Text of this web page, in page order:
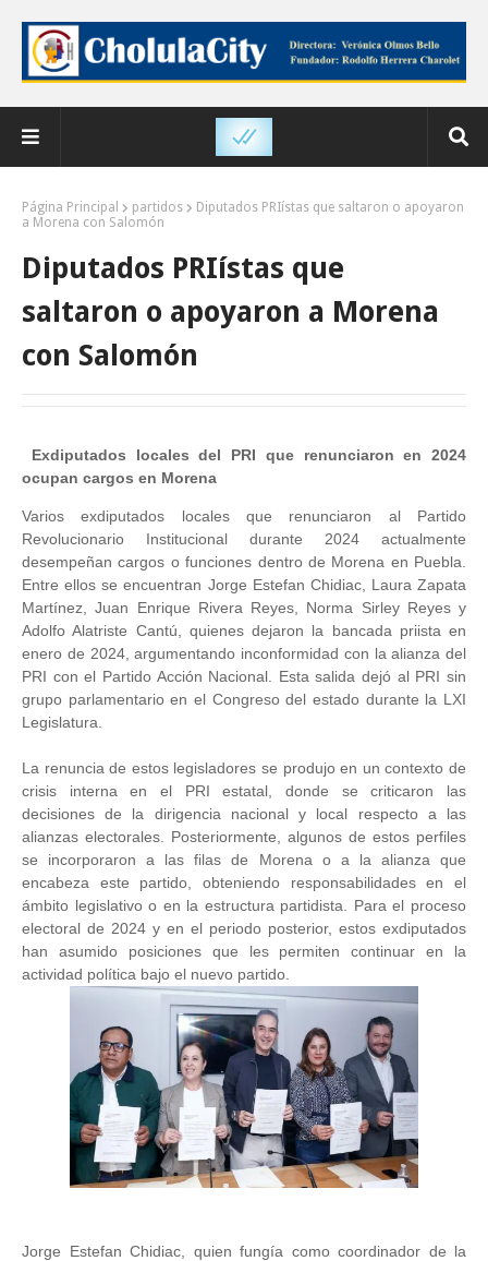
Página Principal partidos
Diputados PRIístas que saltaron o apoyaron
a Morena con Salomón
Diputados PRIístas que
saltaron o apoyaron a Morena
con Salomón
Exdiputados locales del PRI que renunciaron en 2024
ocupan cargos en Morena
Varios exdiputados locales que renunciaron al Partido
Revolucionario Institucional durante 2024 actualmente
desempeñan cargos o funciones dentro de Morena en Puebla.
Entre ellos se encuentran Jorge Estefan Chidiac, Laura Zapata
Martínez, Juan Enrique Rivera Reyes, Norma Sirley Reyes y
Adolfo Alatriste Cantú, quienes dejaron la bancada priista en
enero de 2024, argumentando inconformidad con la alianza del
PRI con el Partido Acción Nacional. Esta salida dejó al PRI sin
grupo parlamentario en el Congreso del estado durante la LXI
Legislatura.
La renuncia de estos legisladores se produjo en un contexto de
crisis interna en el PRI estatal, donde se criticaron las
decisiones de la dirigencia nacional y local respecto a las
alianzas electorales. Posteriormente, algunos de estos perfiles
se incorporaron a las filas de Morena o a la alianza que
encabeza este partido, obteniendo responsabilidades en el
ámbito legislativo o en la estructura partidista. Para el proceso
electoral de 2024 y en el periodo posterior, estos exdiputados
han asumido posiciones que les permiten continuar en la
actividad política bajo el nuevo partido.
Jorge Estefan Chidiac, quien fungía como coordinador de la